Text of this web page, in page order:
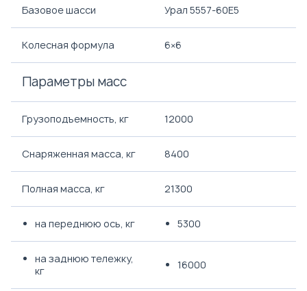
Базовое шасси Урал 5557-60Е5
Колесная формула 6×6
Параметры масс
Грузоподъемность, кг 12000
Снаряженная масса, кг 8400
Полная масса, кг 21300
на переднюю ось, кг 5300
на заднюю тележку,
кг
16000